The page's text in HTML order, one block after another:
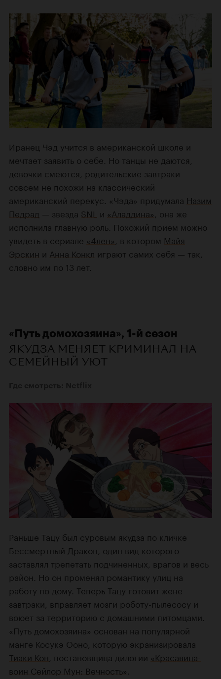
Иранец Чэд учится в американской школе и
мечтает заявить о себе. Но танцы не даются,
девочки смеются, родительские завтраки
совсем не похожи на классический
американский перекус. «Чэда» придумала Назим
Педрад — звезда SNL и «Аладдина», она же
исполнила главную роль. Похожий прием можно
увидеть в сериале «4лен», в котором Майя
Эрскин и Анна Конкл играют самих себя — так,
словно им по 13 лет.
«Путь домохозяина», 1-й сезон
ЯКУДЗА МЕНЯЕТ КРИМИНАЛ НА
СЕМЕЙНЫЙ УЮТ
Раньше Тацу был суровым якудза по кличке
Бессмертный Дракон, один вид которого
заставлял трепетать подчиненных, врагов и весь
район. Но он променял романтику улиц на
работу по дому. Теперь Тацу готовит жене
завтраки, вправляет мозги роботу-пылесосу и
воюет за территорию с домашними питомцами.
«Путь домохозяина» основан на популярной
манге Косукэ Ооно , которую экранизировала
Тиаки Кон , постановщица дилогии «Красавица-
воин Сейлор Мун: Вечность»